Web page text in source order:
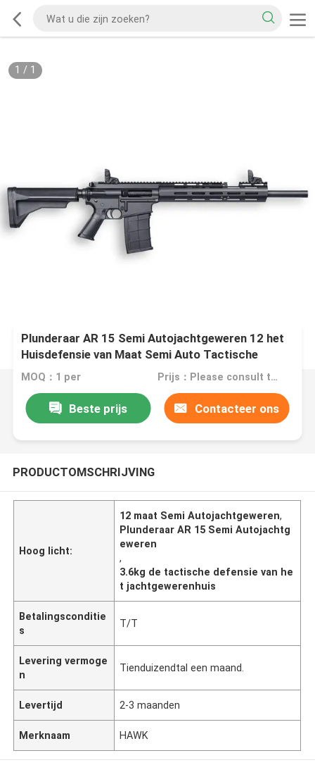
1 / 1
Plunderaar AR 15 Semi Autojachtgeweren 12 het
Huisdefensie van Maat Semi Auto Tactische
Jachtgeweren
MOQ：1 per Prijs：Please consult the sales representative for details.
Beste prijs Contacteer ons
PRODUCTOMSCHRIJVING
Hoog licht:
12 maat Semi Autojachtgeweren,
Plunderaar AR 15 Semi Autojachtg
eweren
,
3.6kg de tactische defensie van he
t jachtgewerenhuis
Betalingsconditie
s
T/T
Levering vermoge
n
Tienduizendtal een maand.
Levertijd 2-3 maanden
Merknaam HAWK